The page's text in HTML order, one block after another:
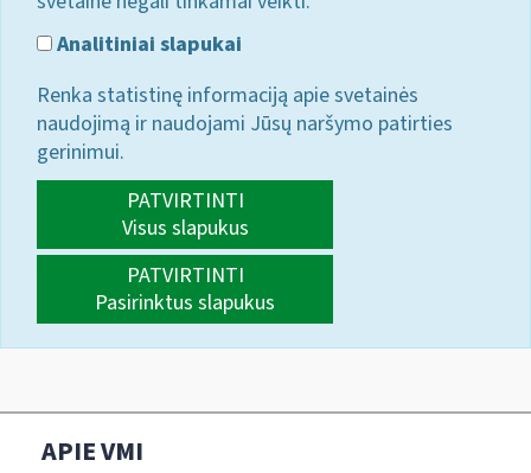
Analitiniai slapukai
Renka statistinę informaciją apie svetainės
naudojimą ir naudojami Jūsų naršymo patirties
gerinimui.
PATVIRTINTI
Visus slapukus
PATVIRTINTI
Pasirinktus slapukus
APIE VMI